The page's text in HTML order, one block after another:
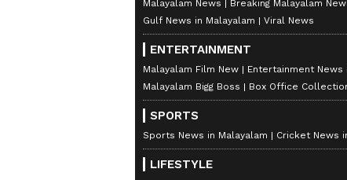
Malayalam News Breaking Malayalam
Gulf News in Malayalam
Viral News
ENTERTAINMENT
Malayalam Film New Entertainment News
Malayalam Bigg Boss
Box Office
SPORTS
Sports News in Malayalam Cricket News
LIFESTYLE